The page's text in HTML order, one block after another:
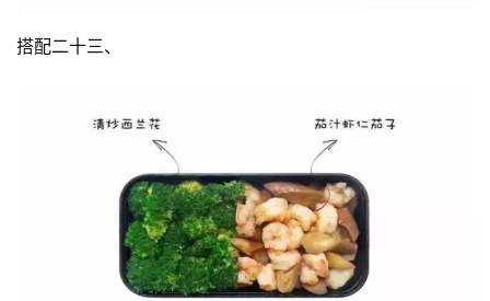
搭配二十三、